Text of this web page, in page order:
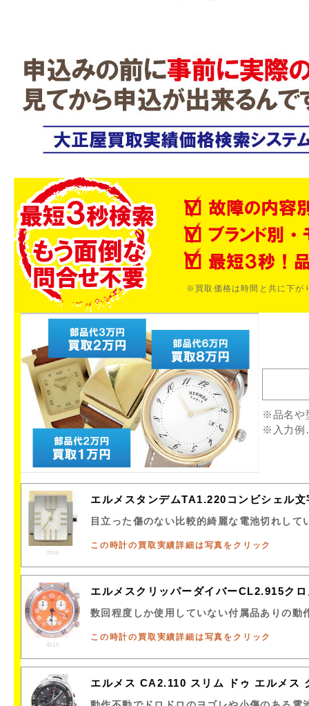
※買取価格は時間と共に下が
※品名や
※入力例
7000
エルメスタンデムTA1.220コンビシェル
目立った傷のない比較的綺麗な電池切れして
この時計の買取実績詳細は写真をクリック
4010
エルメスクリッパーダイバーCL2.915ク
数回程度しか使用していない付属品ありの
この時計の買取実績詳細は写真をクリック
エルメス CA2.110 スリム ドゥ エルメ